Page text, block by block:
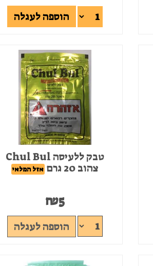
הוספה לעגלה
טבק ללעיסה Chul Bul
צהוב 20 גרם
אזל המלאי
₪5
הוספה לעגלה